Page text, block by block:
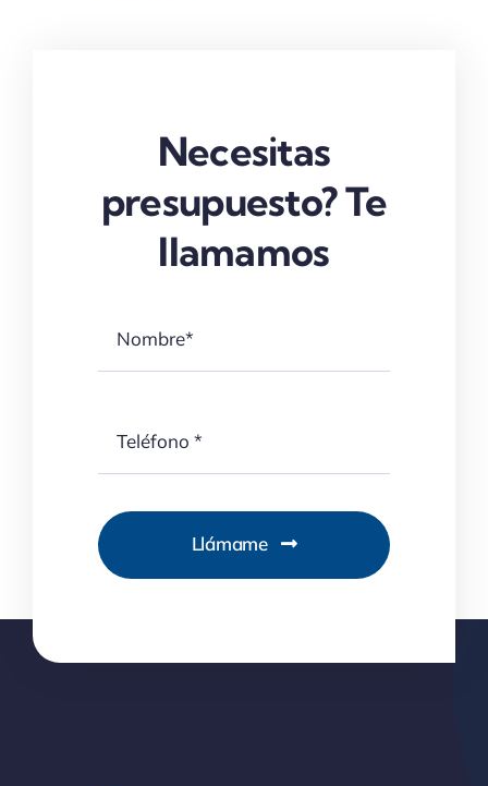
Necesitas
presupuesto? Te
llamamos
Llámame